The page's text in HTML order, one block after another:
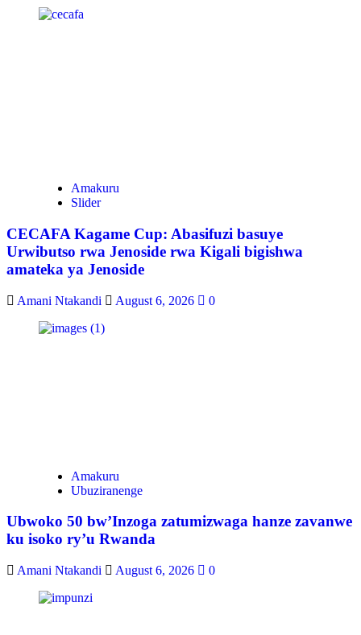
Amakuru
Slider
CECAFA Kagame Cup: Abasifuzi basuye
Urwibutso rwa Jenoside rwa Kigali bigishwa
amateka ya Jenoside
Amani Ntakandi August 6, 2026 0
Amakuru
Ubuziranenge
Ubwoko 50 bw’Inzoga zatumizwaga hanze zavanwe
ku isoko ry’u Rwanda
Amani Ntakandi August 6, 2026 0